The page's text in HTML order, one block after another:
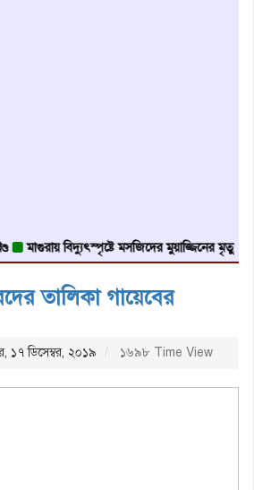
বিদ্যুৎস্পৃষ্টে মসজিদের মুয়াজ্জিনের মৃত্যু আবৃত্তি
তালিকা গায়েবের
১৭ ডিসেম্বর, ২০১৯ ১৬৯৮ Time View